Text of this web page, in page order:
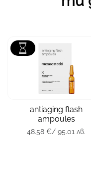
antiaging flash
ampoules
тип кожа
опаковка
10 x
/ 95.01 лв.
48.58€/ 95.01 лв.